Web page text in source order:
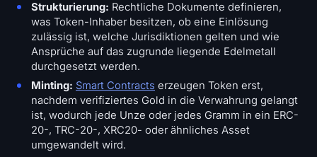
Strukturierung: Rechtliche Dokumente definieren,
was Token-Inhaber besitzen, ob eine Einlösung
zulässig ist, welche Jurisdiktionen gelten und wie
Ansprüche auf das zugrunde liegende Edelmetall
durchgesetzt werden.
Minting: Smart Contracts erzeugen Token erst,
nachdem verifiziertes Gold in die Verwahrung gelangt
ist, wodurch jede Unze oder jedes Gramm in ein ERC-
20-, TRC-20-, XRC20- oder ähnliches Asset
umgewandelt wird.